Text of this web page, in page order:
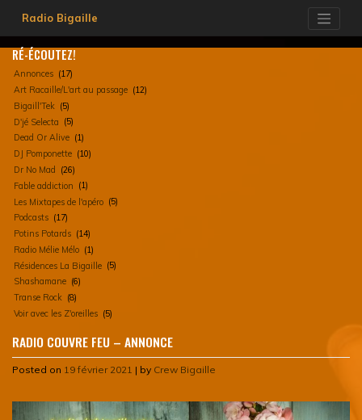
content
Radio Bigaille
RÉ-ÉCOUTEZ!
Annonces (17)
Art Racaille/L'art au passage (12)
Bigaill'Tek (5)
D'jé Selecta (5)
Dead Or Alive (1)
DJ Pomponette (10)
Dr No Mad
(26)
Fable addiction (1)
Les Mixtapes de l'apéro (5)
Podcasts (17)
Potins Potards (14)
Radio Mélie Mélo (1)
Résidences La Bigaille (5)
Shashamane (6)
Transe Rock (8)
Voir avec les Z'oreilles (5)
RADIO COUVRE FEU – ANNONCE
Posted on 19 février 2021 | by Crew Bigaille